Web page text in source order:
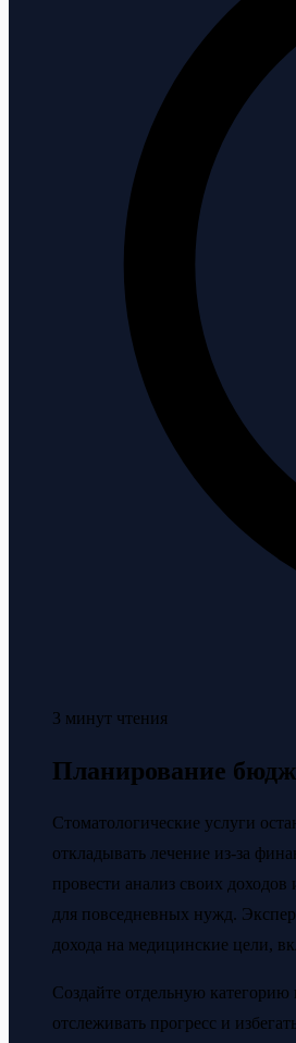
3 минут чтения
Планирование
Стоматологические услуги
откладывать лечение из-за
провести анализ своих
для повседневных нужд.
дохода на медицинские цели,
Создайте отдельную
отслеживать прогресс и